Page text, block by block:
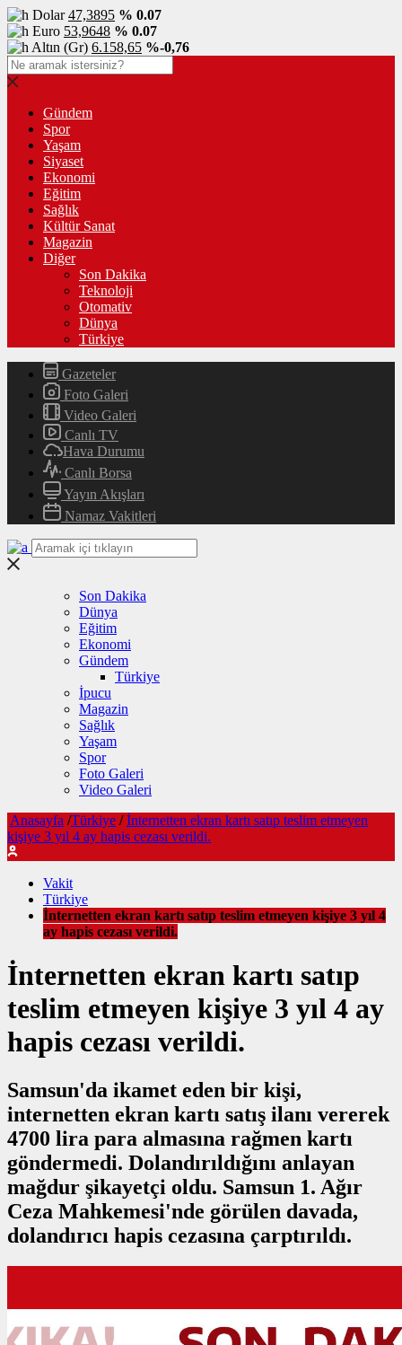
Dolar47,3895 % 0.07
Euro 53,9648 % 0.07
Altın (Gr) 6.158,65 %-0,76
Gündem
Spor
Yaşam
Siyaset
Ekonomi
Eğitim
Sağlık
Kültür Sanat
Magazin
Diğer
Son Dakika
Teknoloji
Otomativ
Dünya
Türkiye
Gazeteler
Foto Galeri
Video Galeri
Canlı TV
Hava Durumu
Canlı Borsa
Yayın Akışları
Namaz Vakitleri
Son Dakika
Dünya
Eğitim
Ekonomi
Gündem
Türkiye
İpucu
Magazin
Sağlık
Yaşam
Spor
Foto Galeri
Video Galeri
Anasayfa /Türkiye / İnternetten ekran kartı satıp teslim etmeyen
kişiye 3 yıl 4 ay hapis cezası verildi.
Vakit
Türkiye
İnternetten ekran kartı satıp teslim etmeyen kişiye 3 yıl 4
ay hapis cezası verildi.
İnternetten ekran kartı satıp
teslim etmeyen kişiye 3 yıl 4 ay
hapis cezası verildi.
Samsun'da ikamet eden bir kişi,
internetten ekran kartı satış ilanı vererek
4700 lira para almasına rağmen kartı
göndermedi. Dolandırıldığını anlayan
mağdur şikayetçi oldu. Samsun 1. Ağır
Ceza Mahkemesi'nde görülen davada,
dolandırıcı hapis cezasına çarptırıldı.